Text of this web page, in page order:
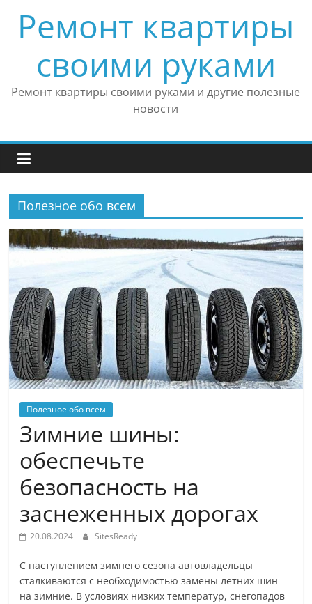
contentРемонт квартиры
своими руками
Ремонт квартиры своими руками и другие полезные
новости
Полезное обо всем
Полезное обо всем
Зимние шины:
обеспечьте
безопасность на
заснеженных дорогах
20.08.2024 SitesReady
С наступлением зимнего сезона автовладельцы
сталкиваются с необходимостью замены летних шин
на зимние. В условиях низких температур, снегопадов